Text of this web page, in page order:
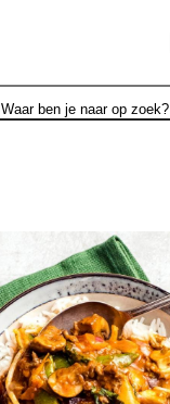
Waar ben je naar op zoek?